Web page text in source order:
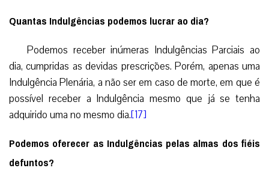
Quantas Indulgências podemos lucrar ao dia?
Podemos receber inúmeras Indulgências Parciais ao
dia, cumpridas as devidas prescrições. Porém, apenas uma
Indulgência Plenária, a não ser em caso de morte, em que é
possível receber a Indulgência mesmo que já se tenha
adquirido uma no mesmo dia.[17]
Podemos oferecer as Indulgências pelas almas dos fiéis
defuntos?